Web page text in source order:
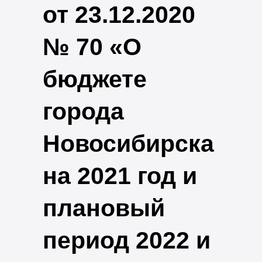
от 23.12.2020
№ 70 «О
бюджете
города
Новосибирска
на 2021 год и
плановый
период 2022 и